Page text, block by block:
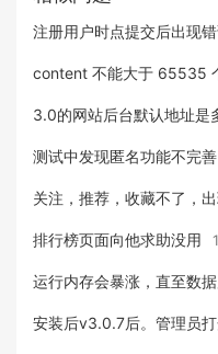
注册用户时点提交后出现
content 不能大于 65535
3.0的网站后台默认地址是
测试中发现匿名功能不完善
关注，推荐，收藏不了，
排行榜页面向他求助没用
运行内存会暴涨，直至数
安装后v3.0.7后。管理员